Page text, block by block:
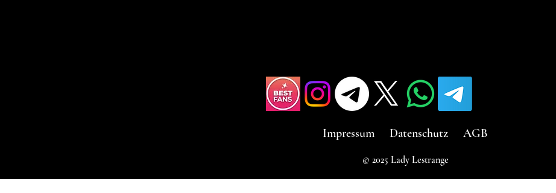
Impressum Datenschutz AGB
© 2025 Lady Lestrange